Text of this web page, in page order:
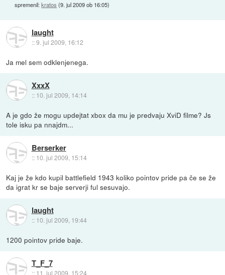
spremenil:kratos (9. jul 2009 ob 16:05)
laught
::9. jul 2009, 16:12
Ja mel sem odklenjenega.
XxxX
:: 10. jul 2009, 14:14
A je gdo že mogu updejtat xbox da mu je predvaju XviD filme? Js
tole isku pa nnajdm...
Berserker
:: 10. jul 2009, 15:14
Kaj je že kdo kupil battlefield 1943 koliko pointov pride pa če se že
da igrat kr se baje serverji ful sesuvajo.
laught
:: 10. jul 2009, 19:44
1200 pointov pride baje.
T_F_7
:: 11. jul 2009, 15:24